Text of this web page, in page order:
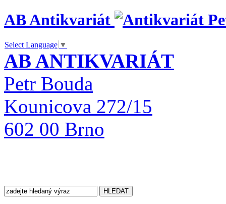
AB Antikvariát
Select Language ▼
AB ANTIKVARIÁT
Petr Bouda
Kounicova 272/15
602 00 Brno